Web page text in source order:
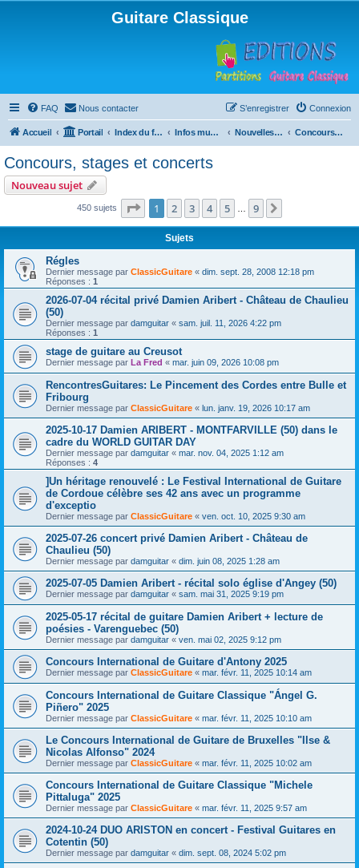
Guitare Classique
FAQ Nous contacter Connexion
S’enregistrer
Accueil Portail Index du forum Infos musicales Nouvelles de toutes sortes, concerts, partitions… Concours, stages et concerts
Concours, stages et concerts
Nouveau sujet
450 sujets Page 1sur9
1 2 3 4 5 9
Sujets
Régles
Dernier message par ClassicGuitare « dim. sept. 28, 2008 12:18 pm
Réponses : 1
2026-07-04 récital privé Damien Aribert - Château de Chaulieu
(50)
Dernier message par damguitar « sam. juil. 11, 2026 4:22 pm
Réponses : 1
stage de guitare au Creusot
Dernier message par La Fred « mar. juin 09, 2026 10:08 pm
RencontresGuitares: Le Pincement des Cordes entre Bulle et
Fribourg
Dernier message par ClassicGuitare « lun. janv. 19, 2026 10:17 am
2025-10-17 Damien ARIBERT - MONTFARVILLE (50) dans le
cadre du WORLD GUITAR DAY
Dernier message par damguitar « mar. nov. 04, 2025 1:12 am
Réponses : 4
]Un héritage renouvelé : Le Festival International de Guitare
de Cordoue célèbre ses 42 ans avec un programme
d'exceptio
Dernier message par ClassicGuitare « ven. oct. 10, 2025 9:30 am
2025-07-26 concert privé Damien Aribert - Château de
Chaulieu (50)
Dernier message par damguitar « dim. juin 08, 2025 1:28 am
2025-07-05 Damien Aribert - récital solo église d'Angey (50)
Dernier message par damguitar « sam. mai 31, 2025 9:19 pm
2025-05-17 récital de guitare Damien Aribert + lecture de
poésies - Varenguebec (50)
Dernier message par damguitar « ven. mai 02, 2025 9:12 pm
Concours International de Guitare d'Antony 2025
Dernier message par ClassicGuitare « mar. févr. 11, 2025 10:14 am
Concours International de Guitare Classique "Ángel G.
Piñero" 2025
Dernier message par ClassicGuitare « mar. févr. 11, 2025 10:10 am
Le Concours International de Guitare de Bruxelles "Ilse &
Nicolas Alfonso" 2024
Dernier message par ClassicGuitare « mar. févr. 11, 2025 10:02 am
Concours International de Guitare Classique "Michele
Pittaluga" 2025
Dernier message par ClassicGuitare « mar. févr. 11, 2025 9:57 am
2024-10-24 DUO ARISTON en concert - Festival Guitares en
Cotentin (50)
Dernier message par damguitar « dim. sept. 08, 2024 5:02 pm